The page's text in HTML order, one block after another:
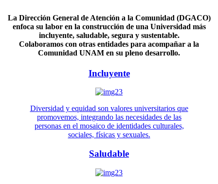
La Dirección General de Atención a la Comunidad (DGACO)
enfoca su labor en la construcción de una Universidad más
incluyente, saludable, segura y sustentable.
Colaboramos con otras entidades para acompañar a la
Comunidad UNAM en su pleno desarrollo.
Incluyente
Diversidad y equidad son valores universitarios que
promovemos, integrando las necesidades de las
personas en el mosaico de identidades culturales,
sociales, físicas y sexuales.
Saludable